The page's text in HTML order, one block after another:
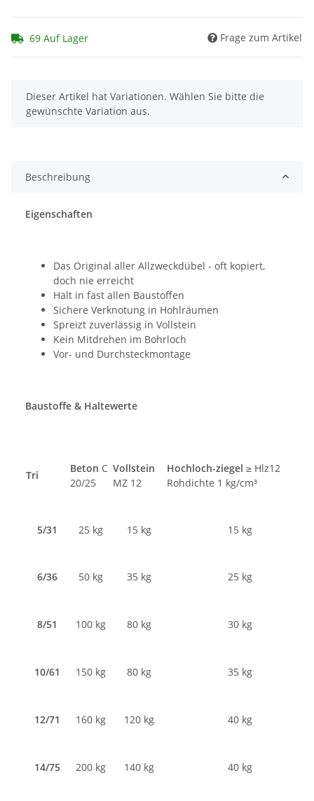
69 Auf Lager Frage zum Artikel
x
Dieser Artikel hat Variationen. Wählen Sie bitte die
gewünschte Variation aus.
Beschreibung
Eigenschaften
Das Original aller Allzweckdübel - oft kopiert,
doch nie erreicht
Hält in fast allen Baustoffen
Sichere Verknotung in Hohlräumen
Spreizt zuverlässig in Vollstein
Kein Mitdrehen im Bohrloch
Vor- und Durchsteckmontage
Baustoffe & Haltewerte
Tri
Beton C
20/25
Vollstein
MZ 12
Hochloch-ziegel ≥ Hlz12
Rohdichte 1 kg/cm³
5/31 25 kg 15 kg 15 kg
6/36 50 kg 35 kg 25 kg
8/51 100 kg 80 kg 30 kg
10/61 150 kg 80 kg 35 kg
12/71 160 kg 120 kg 40 kg
14/75 200 kg 140 kg 40 kg